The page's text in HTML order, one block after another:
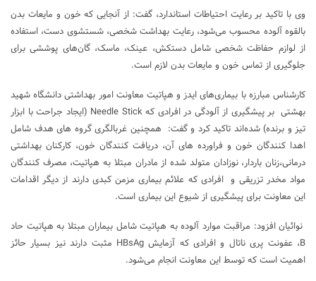
وی با تاکید بر رعایت احتیاطات استاندارد، گفت: از آنجایی که خون و مایعات بدن
بالقوه آلوده محسوب می‌شود، رعایت بهداشت شخصی، شستشوی دست، استفاده
از لوازم حفاظت شخصی شامل دستکش، عینک، ماسک، گان‌های پوششی برای
جلوگیری از تماس خون و مایعات بدن لازم است.
کارشناس مبارزه با بیماری‌های ایدز و هپاتیت معاونت امور بهداشتی دانشگاه شهید
بهشتی بر پیشگیری از آلودگی در افرادی که Needle Stick (ایجاد جراحت با ابزار
تیز و برنده) شده‌اند تاکید کرد و گفت: همچنین غربالگری گروه های هدف شامل
اهدا کنندگان خون و فراورده های آن، دریافت کنندگان خون، کارکنان بهداشتی
درمانی،زنان باردار، نوزادان متولد شده از مادران مبتلا به هپاتیت، مصرف کنندگان
مواد مخدر تزریقی و افرادی که علائم بیماری مزمن کبدی دارند از دیگر اقدامات
این معاونت برای پیشگیری از شیوع این بیماری است.
نوائیان افزود: مراقبت موارد آلوده به هپاتیت شامل بیماران مبتلا به هپاتیت حاد
B، عفونت پری ناتال و افرادی که آزمایش HBsAg مثبت دارند نیز بسیار حائز
اهمیت است که توسط این معاونت انجام می‌شود.